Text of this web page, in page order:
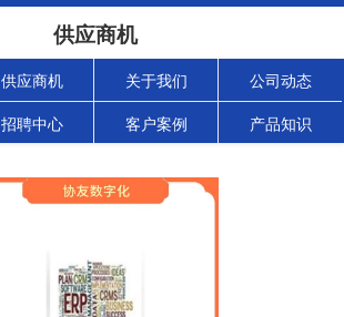
供应商机
供应商机 关于我们 公司动态
招聘中心 客户案例 产品知识